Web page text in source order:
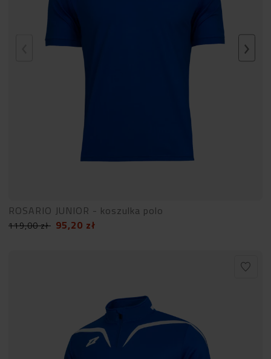
ROSARIO JUNIOR - koszulka polo
119,00zł 95,20 zł